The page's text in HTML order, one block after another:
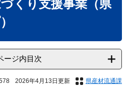
くり支援事業（県
ージ内目次
2026年4月13日更新 県産材流通課